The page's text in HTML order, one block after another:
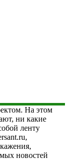
На этом
ни какие
ленту
новостей